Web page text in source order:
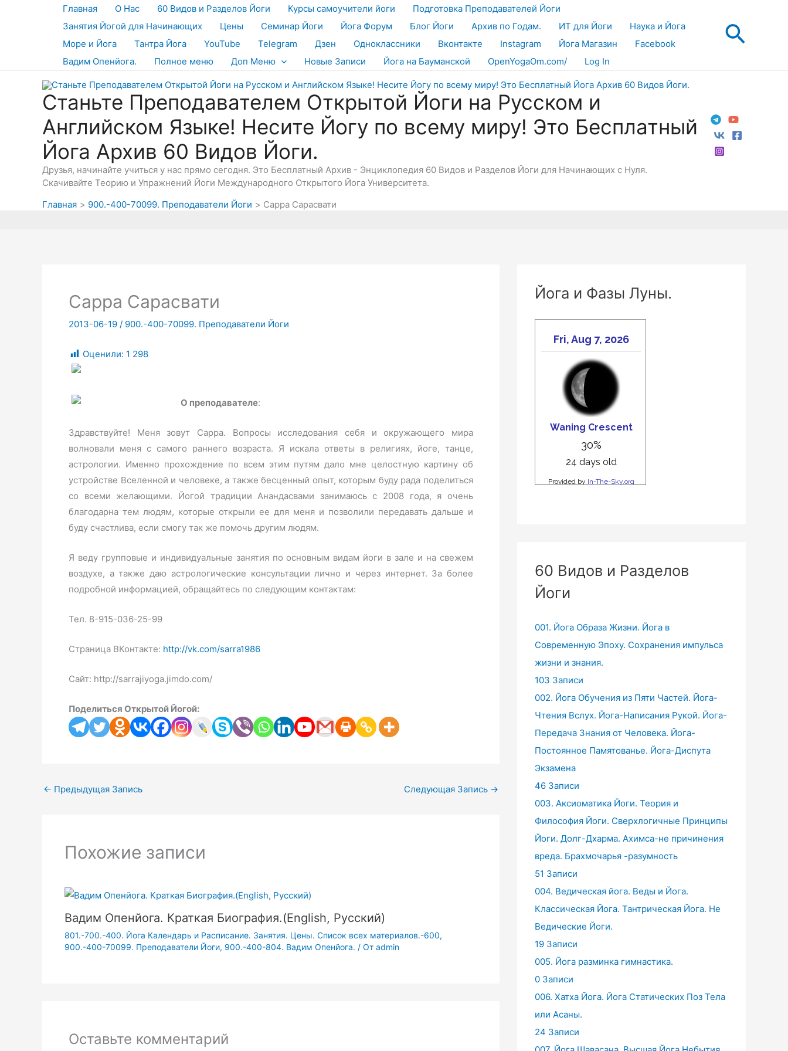
Главная О Нас 60 Видов и Разделов Йоги Курсы самоучители йоги
Подготовка Преподавателей Йоги
Занятия Йогой для Начинающих
Цены Семинар Йоги Йога Форум Блог Йоги Архив по Годам. ИТ для Йоги
Наука и Йога
Море и Йога
Тантра Йога YouTube Telegram Дзен Одноклассники Вконтакте Instagram Йога Магазин
Facebook
Вадим Опенйога.
Полное меню Доп Меню Новые Записи Йога на Бауманской OpenYogaOm.com/ Log In
Станьте Преподавателем Открытой Йоги на Русском и
Английском Языке! Несите Йогу по всему миру! Это Бесплатный
Йога Архив 60 Видов Йоги.
Друзья, начинайте учиться у нас прямо сегодня. Это Бесплатный Архив - Энциклопедия 60 Видов и Разделов Йоги для Начинающих с Нуля.
Скачивайте Теорию и Упражнений Йоги Международного Открытого Йога Университета.
Главная
900.-400-70099. Преподаватели Йоги Сарра Сарасвати
Сарра Сарасвати
2013-06-19 / 900.-400-70099. Преподаватели Йоги
Оценили: 1 298
О преподавателе:
Здравствуйте! Меня зовут Сарра. Вопросы исследования себя и окружающего мира
волновали меня с самого раннего возраста. Я искала ответы в религиях, йоге, танце,
астрологии. Именно прохождение по всем этим путям дало мне целостную картину об
устройстве Вселенной и человеке, а также бесценный опыт, которым буду рада поделиться
со всеми желающими. Йогой традиции Анандасвами занимаюсь с 2008 года, я очень
благодарна тем людям, которые открыли ее для меня и позволили передавать дальше и
буду счастлива, если смогу так же помочь другим людям.
Я веду групповые и индивидуальные занятия по основным видам йоги в зале и на свежем
воздухе, а также даю астрологические консультации лично и через интернет. За более
подробной информацией, обращайтесь по следующим контактам:
Тел. 8-915-036-25-99
Страница ВКонтакте: http://vk.com/sarra1986
Сайт: http://sarrajiyoga.jimdo.com/
Поделиться Открытой Йогой:
← Предыдущая Запись Следующая Запись →
Похожие записи
Вадим Опенйога. Краткая Биография.(English, Русский)
801.-700.-400. Йога Календарь и Расписание. Занятия. Цены. Список всех материалов.-600,
900.-400-70099. Преподаватели Йоги, 900.-400-804. Вадим Опенйога. / От admin
Оставьте комментарий
Йога и Фазы Луны.
60 Видов и Разделов
Йоги
001. Йога Образа Жизни. Йога в
Современную Эпоху. Сохранения импульса
жизни и знания.
103 Записи
002. Йога Обучения из Пяти Частей. Йога-
Чтения Вслух. Йога-Написания Рукой. Йога-
Передача Знания от Человека. Йога-
Постоянное Памятованье. Йога-Диспута
Экзамена
46 Записи
003. Аксиоматика Йоги. Теория и
Философия Йоги. Сверхлогичные Принципы
Йоги. Долг-Дхарма. Ахимса-не причинения
вреда. Брахмочарья -разумность
51 Записи
004. Ведическая йога. Веды и Йога.
Классическая Йога. Тантрическая Йога. Не
Ведические Йоги.
19 Записи
005. Йога разминка гимнастика.
0 Записи
006. Хатха Йога. Йога Статических Поз Тела
или Асаны.
24 Записи